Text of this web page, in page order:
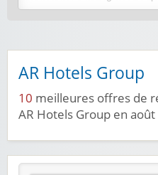
AR Hotels Group
10 meilleures offres de
AR Hotels Group en